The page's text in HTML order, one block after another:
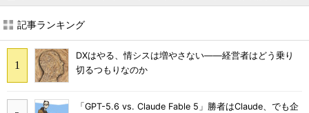
記事ランキング
DXはやる、情シスは増やさない――経営者はどう乗り
切るつもりなのか
「GPT-5.6 vs. Claude Fable 5」勝者はClaude、でも企